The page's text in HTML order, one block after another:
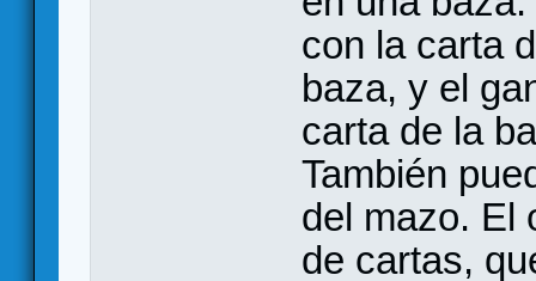
con la carta
baza, y el
carta de la
También
del mazo. El
de cartas,